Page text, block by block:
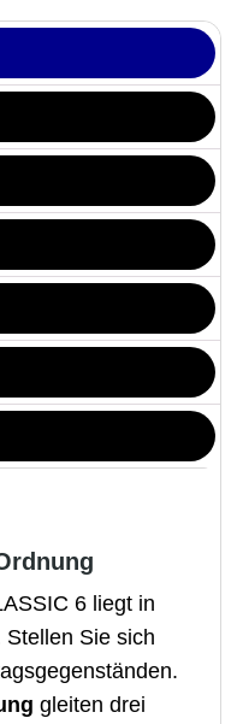
6 liegt in
Sie sich
gleiten drei